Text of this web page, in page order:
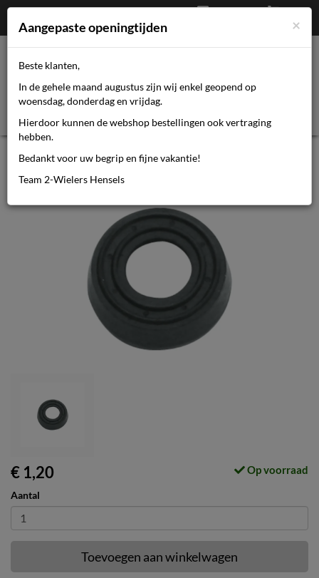
€0,00
Afrekenen
Mijn account
SKS 10149 rubber topmanchet 22
mm
€ 1,20 Op voorraad
Aantal
Toevoegen aan winkelwagen
×
Aangepaste openingtijden
Beste klanten,
In de gehele maand augustus zijn wij enkel geopend op
woensdag, donderdag en vrijdag.
Hierdoor kunnen de webshop bestellingen ook vertraging
hebben.
Bedankt voor uw begrip en fijne vakantie!
Team 2-Wielers Hensels